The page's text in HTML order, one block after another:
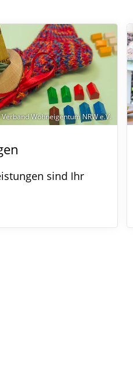
Wohneigentum NRW e.V.
sind Ihr